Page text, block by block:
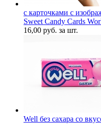
с карточками с
Sweet Candy Cards
16,00 руб. за шт.
Well без сахара со